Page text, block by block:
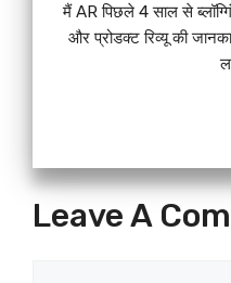
मैं AR पिछले 4 साल से
और प्रोडक्ट रिव्यू की
Leave A